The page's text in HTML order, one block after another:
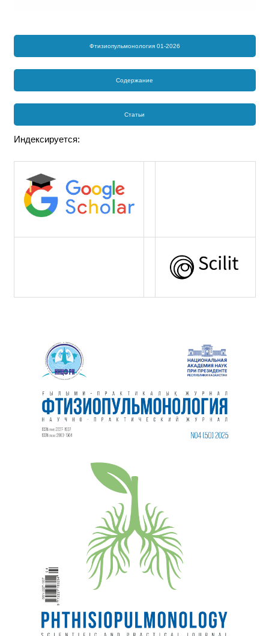
Фтизиопульмонология 01-2026
Содержание
Статьи
Индексируется: